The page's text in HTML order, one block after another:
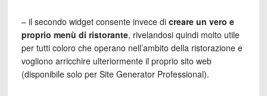
– il secondo widget consente invece di creare un vero e
proprio menù di ristorante, rivelandosi quindi molto utile
per tutti coloro che operano nell’ambito della ristorazione e
vogliono arricchire ulteriormente il proprio sito web
(disponibile solo per Site Generator Professional).